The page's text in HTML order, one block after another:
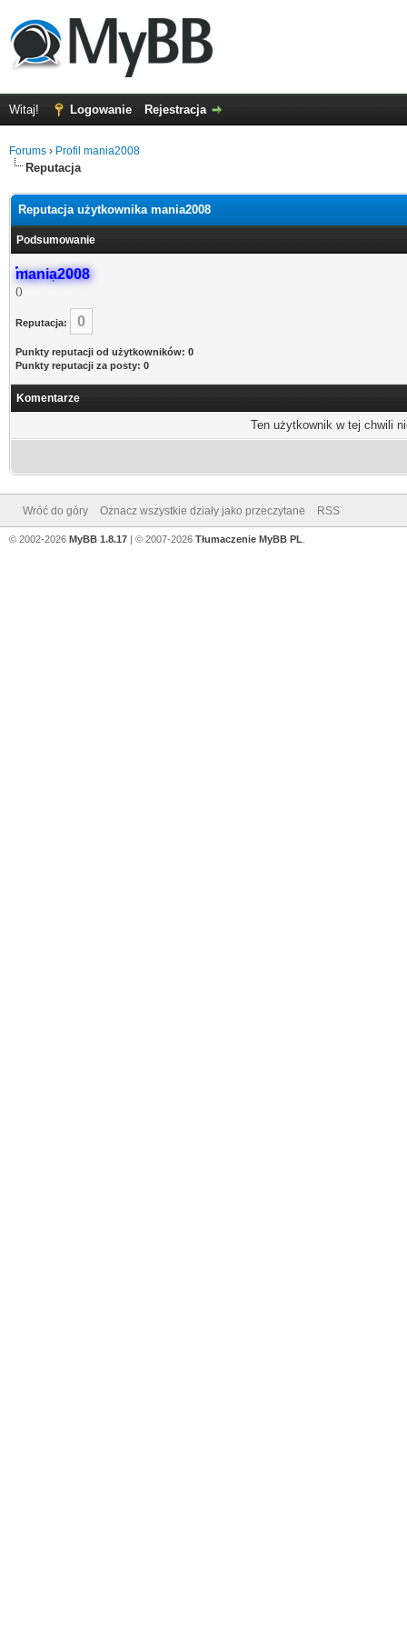
Witaj! Logowanie Rejestracja
Forums › Profil mania2008
Reputacja
Reputacja użytkownika mania2008
Podsumowanie
mania2008
()
Reputacja: 0
Punkty reputacji od użytkowników: 0
Punkty reputacji za posty: 0
Komentarze
Ten użytkownik w tej chwili
Wróć do góry Oznacz wszystkie działy jako przeczytane RSS
© 2002-2026 MyBB 1.8.17 | © 2007-2026 Tłumaczenie MyBB PL